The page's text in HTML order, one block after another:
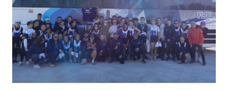
Calendrier du CARML
Contact